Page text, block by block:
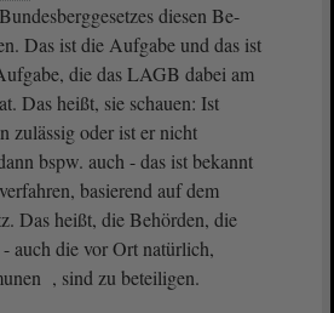
diesen Be-
Das ist die Aufgabe und das ist
die das LAGB dabei am
Das heißt, sie schauen: Ist
zulässig oder ist er nicht
bspw. auch - das ist bekannt
basierend auf dem
Das heißt, die Behörden, die
auch die vor Ort natürlich,
, sind zu beteiligen.